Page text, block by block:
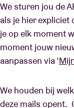
We sturen jou de
als je hier
je op elk moment
moment jouw
aanpassen via ‘
We houden bij
deze mails opent.